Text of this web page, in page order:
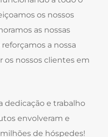
os nossos
as nossas
a nossa
os nossos clientes em
dedicação e trabalho
envolveram e
de hóspedes!